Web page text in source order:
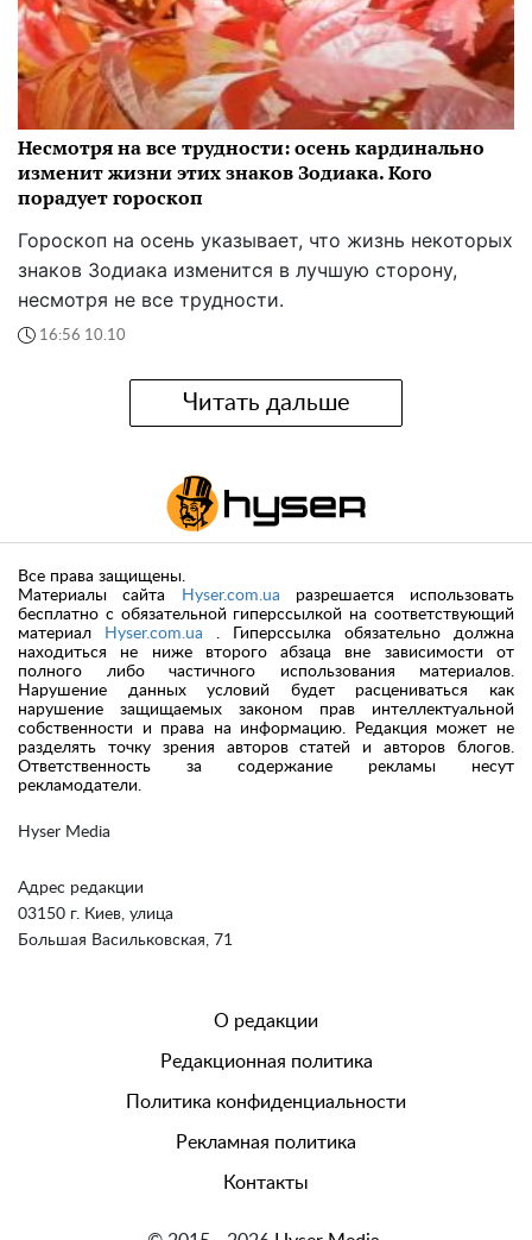
Несмотря на все трудности: осень кардинально
изменит жизни этих знаков Зодиака. Кого
порадует гороскоп
Гороскоп на осень указывает, что жизнь некоторых
знаков Зодиака изменится в лучшую сторону,
несмотря не все трудности.
16:56 10.10
Читать дальше
Hyser Media
Адрес редакции
03150 г. Киев, улица
Большая Васильковская, 71
Все права защищены.
Материалы сайта
Hyser.com.ua разрешается использовать
бесплатно с обязательной гиперссылкой на соответствующий
материал
Hyser.com.ua . Гиперссылка обязательно должна
находиться не ниже второго абзаца вне зависимости от
полного либо частичного использования материалов.
Нарушение данных условий будет расцениваться как
нарушение защищаемых законом прав интеллектуальной
собственности и права на информацию. Редакция может не
разделять точку зрения авторов статей и авторов блогов.
Ответственность за содержание рекламы несут
рекламодатели.
О редакции
Редакционная политика
Политика конфиденциальности
Рекламная политика
Контакты